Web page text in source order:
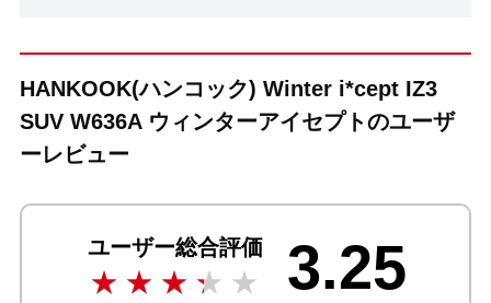
HANKOOK(ハンコック) Winter i*cept IZ3
SUV W636A ウィンターアイセプトのユーザ
ーレビュー
ユーザー総合評価 3.25